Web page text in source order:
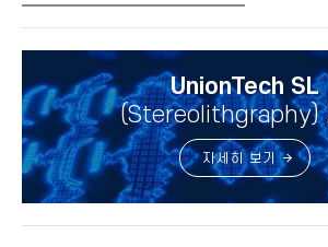
UnionTech SL
(Stereolithgraphy)
자세히 보기